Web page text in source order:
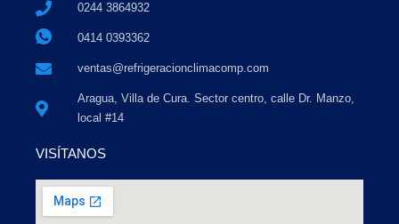
0244 3864932
0414 0393362
ventas@refrigeracionclimacomp.com
Aragua, Villa de Cura. Sector centro, calle Dr. Manzo,
local #14
VISÍTANOS